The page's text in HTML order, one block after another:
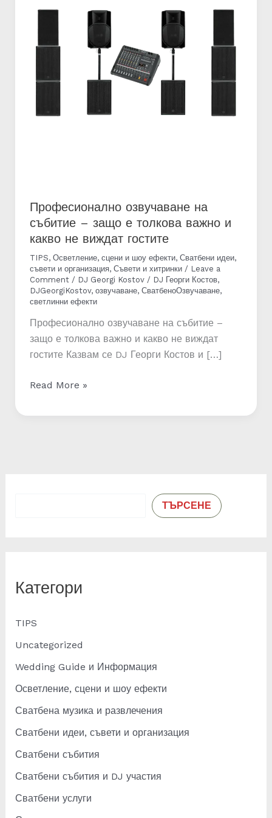
Професионално озвучаване на
събитие – защо е толкова важно и
какво не виждат гостите
TIPS, Осветление, сцени и шоу ефекти, Сватбени идеи,
съвети и организация, Съвети и хитринки/ Leave a
Comment / DJ Georgi Kostov / DJ Георги Костов,
DJGeorgiKostov, озвучаване, СватбеноОзвучаване,
светлинни ефекти
Професионално озвучаване на събитие –
защо е толкова важно и какво не виждат
гостите Казвам се DJ Георги Костов и […]
Професионално
на
гостите
Read More »
ТЪРСЕНЕ
Категори
TIPS
Uncategorized
Wedding Guide и Информация
Осветление, сцени и шоу ефекти
Сватбена музика и развлечения
Сватбени идеи, съвети и организация
Сватбени събития
Сватбени събития и DJ участия
Сватбени услуги